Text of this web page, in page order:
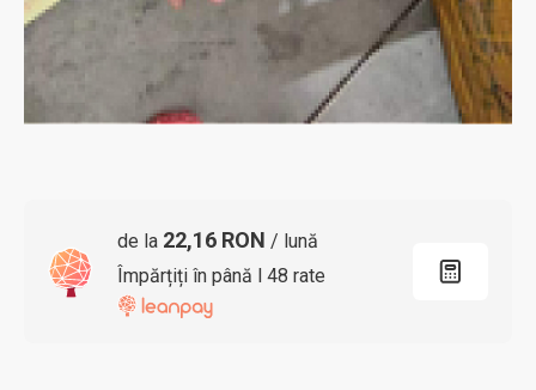
de la 22,16 RON / lună
Împărțiți în până l 48 rate